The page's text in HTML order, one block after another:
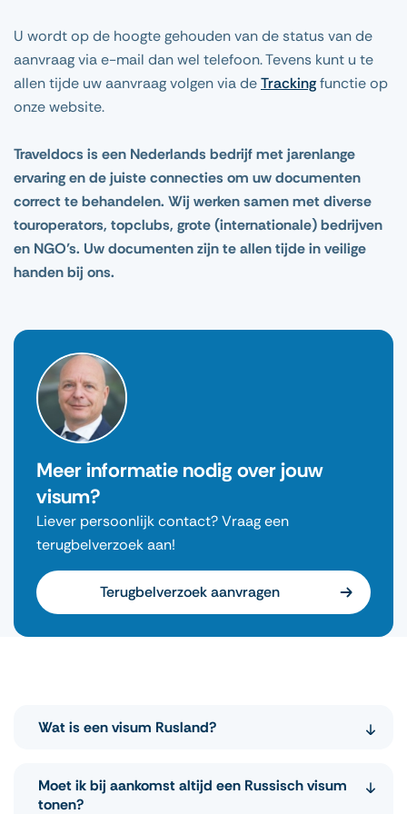
U wordt op de hoogte gehouden van de status van de
aanvraag via e-mail dan wel telefoon. Tevens kunt u te
allen tijde uw aanvraag volgen via deTrackingfunctie op
onze website.
Traveldocs is een Nederlands bedrijf met jarenlange
ervaring en de juiste connecties om uw documenten
correct te behandelen. Wij werken samen met diverse
touroperators, topclubs, grote (internationale) bedrijven
en NGO’s. Uw documenten zijn te allen tijde in veilige
handen bij ons.
Meer informatie nodig over jouw
visum?
Liever persoonlijk contact? Vraag een
terugbelverzoek aan!
Terugbelverzoek aanvragen
Wat is een visum Rusland?
Als u voor een vakantie of zakenreis naar Rusland
wilt, moet u een regulier visum aanvragen
Moet ik bij aankomst altijd een Russisch visum
tonen?